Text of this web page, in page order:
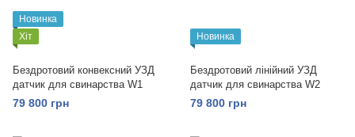
Новинка
Хіт
Бездротовий конвексний УЗД
датчик для свинарства W1
79 800 грн
Новинка
Бездротовий лінійний УЗД
датчик для свинарства W2
79 800 грн